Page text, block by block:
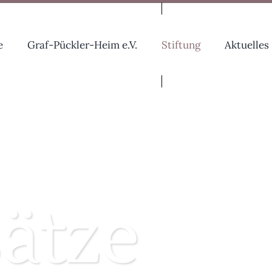
Graf-Pückler-Heim e.V. Stiftung Aktuelles